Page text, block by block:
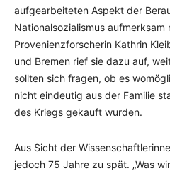
aufgearbeiteten Aspekt der
Nationalsozialismus aufmerksam
Provenienzforscherin Kathrin
und Bremen rief sie dazu auf,
sollten sich fragen, ob es
nicht eindeutig aus der Familie
des Kriegs gekauft wurden.
Aus Sicht der
jedoch 75 Jahre zu spät. „Was